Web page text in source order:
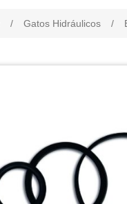
/ Gatos Hidráulicos /